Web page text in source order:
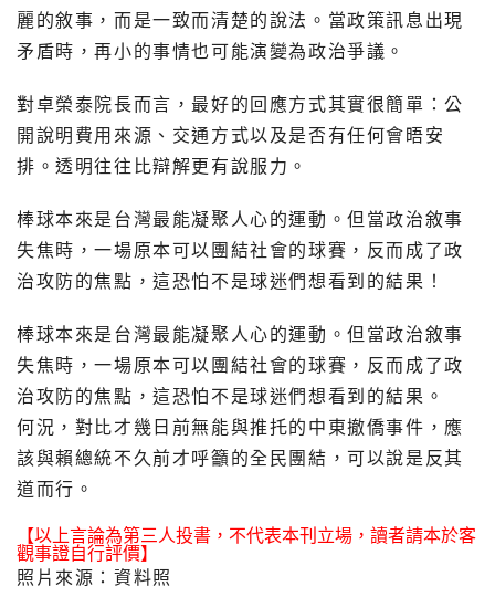
麗的敘事，而是一致而清楚的說法。當政策訊息出現
矛盾時，再小的事情也可能演變為政治爭議。
對卓榮泰院長而言，最好的回應方式其實很簡單：公
開說明費用來源、交通方式以及是否有任何會晤安
排。透明往往比辯解更有說服力。
棒球本來是台灣最能凝聚人心的運動。但當政治敘事
失焦時，一場原本可以團結社會的球賽，反而成了政
治攻防的焦點，這恐怕不是球迷們想看到的結果！
棒球本來是台灣最能凝聚人心的運動。但當政治敘事
失焦時，一場原本可以團結社會的球賽，反而成了政
治攻防的焦點，這恐怕不是球迷們想看到的結果。
何況，對比才幾日前無能與推托的中東撤僑事件，應
該與賴總統不久前才呼籲的全民團結，可以說是反其
道而行。
【以上言論為第三人投書，不代表本刊立場，讀者請本於客
觀事證自行評價】
照片來源：資料照